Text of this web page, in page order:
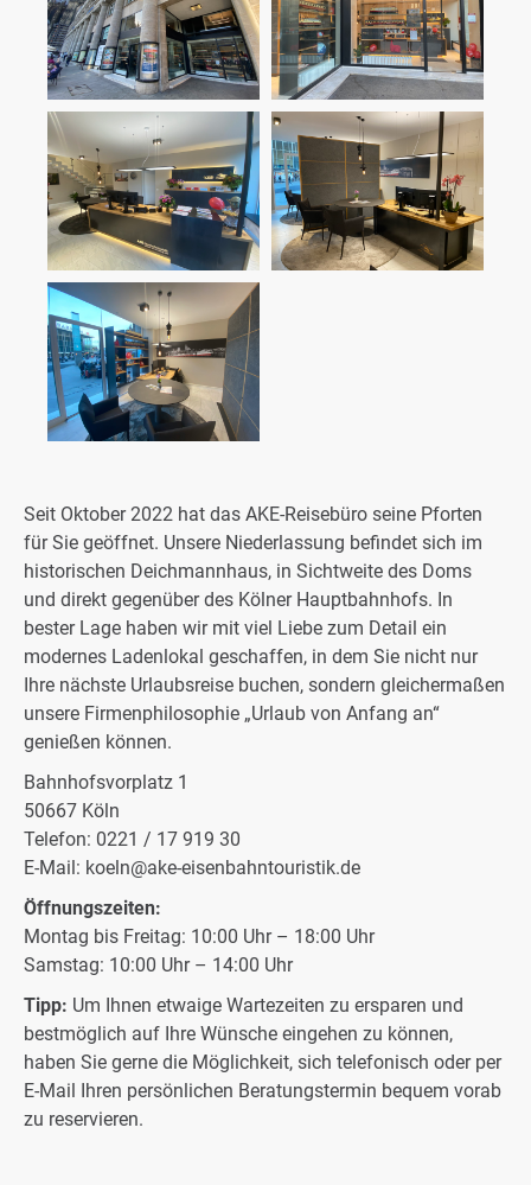
Seit Oktober 2022 hat das AKE-Reisebüro seine Pforten
für Sie geöffnet. Unsere Niederlassung befindet sich im
historischen Deichmannhaus, in Sichtweite des Doms
und direkt gegenüber des Kölner Hauptbahnhofs. In
bester Lage haben wir mit viel Liebe zum Detail ein
modernes Ladenlokal geschaffen, in dem Sie nicht nur
Ihre nächste Urlaubsreise buchen, sondern gleichermaßen
unsere Firmenphilosophie „Urlaub von Anfang an“
genießen können.
Bahnhofsvorplatz 1
50667 Köln
Telefon: 0221 / 17 919 30
E-Mail: koeln@ake-eisenbahntouristik.de
Öffnungszeiten:
Montag bis Freitag: 10:00 Uhr – 18:00 Uhr
Samstag: 10:00 Uhr – 14:00 Uhr
Tipp: Um Ihnen etwaige Wartezeiten zu ersparen und
bestmöglich auf Ihre Wünsche eingehen zu können,
haben Sie gerne die Möglichkeit, sich telefonisch oder per
E-Mail Ihren persönlichen Beratungstermin bequem vorab
zu reservieren.